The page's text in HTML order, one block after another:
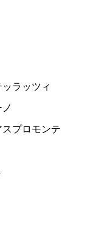
ッラッツィ
スプロモンテ